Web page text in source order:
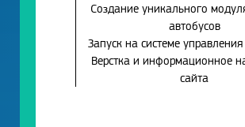
Создание уникального
автобусов
Запуск на системе
Верстка и информационное
сайта